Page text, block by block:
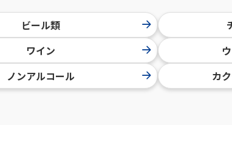
ビール類
ワイン
ノンアルコール
カ